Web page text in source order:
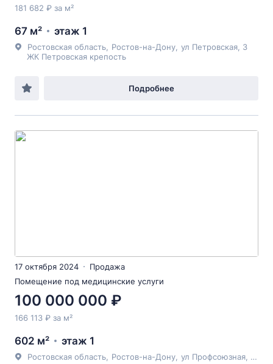
181 682 ₽ за м²
67 м² этаж 1
Ростовская область Ростов-на-Дону ул Петровская , 3
ЖК Петровская крепость
Подробнее
17 октября 2024
Продажа
Помещение под медицинские услуги
100 000 000 ₽
166 113 ₽ за м²
602 м² этаж 1
Ростовская область Ростов-на-Дону ул Профсоюзная